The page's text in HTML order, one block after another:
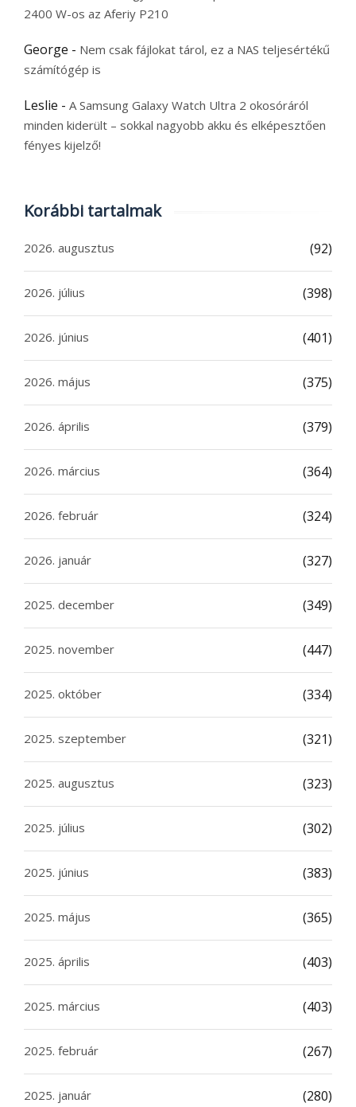
2400 W-os az Aferiy P210
George - Nem csak fájlokat tárol, ez a NAS teljesértékű
számítógép is
Leslie - A Samsung Galaxy Watch Ultra 2 okosóráról
minden kiderült – sokkal nagyobb akku és elképesztően
fényes kijelző!
Korábbi tartalmak
2026. augusztus (92)
2026. július (398)
2026. június (401)
2026. május (375)
2026. április (379)
2026. március (364)
2026. február (324)
2026. január (327)
2025. december (349)
2025. november (447)
2025. október (334)
2025. szeptember (321)
2025. augusztus (323)
2025. július (302)
2025. június (383)
2025. május (365)
2025. április (403)
2025. március (403)
2025. február (267)
2025. január (280)